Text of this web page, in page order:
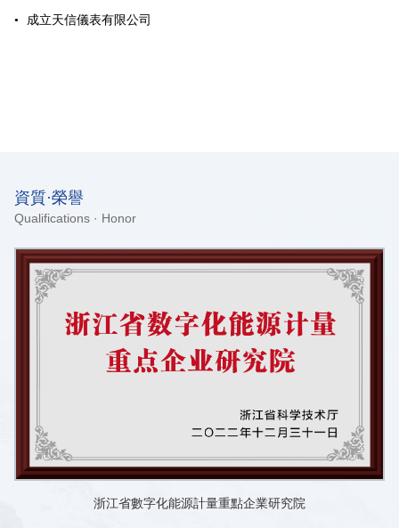
● 成立天信儀表有限公司
資質·榮譽
Qualifications · Honor
浙江省數字化能源計量重點企業研究院